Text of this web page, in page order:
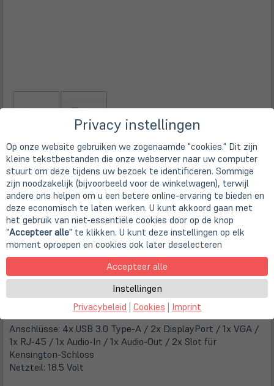
Beschrijving
Herstellerinformationen
Die exklusiv für ultraschlanke HP EliteBook Notebook-PCs
entwickelte HP UltraSlim Dockingstation erweitert die
Bildschirm-, Netzwerk-,und Gerätekonnektivität, damit Sie
den ganzen Tag noch produktiver sein können – und das
alles durch ein einfaches One-Click-Dock mit seitlichem
Anschlüsse: 4x USB 3.0 Type-A / 2x DisplayPort / 1x VGA /
1x RJ-45 / 1x Audio-In / 1x Audio-Out / 2x Slot für
Kensington-Schloss
Netzteil: 18.5 Volt
Privacy instellingen
Op onze website gebruiken we zogenaamde "cookies." Dit zijn
kleine tekstbestanden die onze webserver naar uw computer
stuurt om deze tijdens uw bezoek te identificeren. Sommige
zijn noodzakelijk (bijvoorbeeld voor de winkelwagen), terwijl
andere ons helpen om u een betere online-ervaring te bieden en
deze economisch te laten werken. U kunt akkoord gaan met
het gebruik van niet-essentiële cookies door op de knop
"Accepteer alle" te klikken. U kunt deze instellingen op elk
moment oproepen en cookies ook later deselecteren
Accepteer alle
Instellingen
Privacybeleid | Cookies | Imprint